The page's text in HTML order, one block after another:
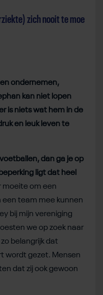
zich nooit te moe
ondernemen,
kan niet lopen
is niets wat hem in de
en leuk leven te
dan ga je op
ligt dat heel
moeite om een
een team mee kunnen
bij mijn vereniging
we op zoek naar
belangrijk dat
wordt gezet. Mensen
dat zij ook gewoon